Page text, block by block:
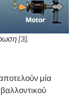
[3].
μία